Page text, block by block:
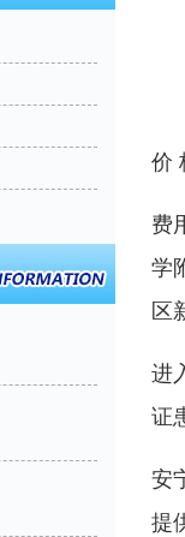
价
费
学
区
进
证
安
提